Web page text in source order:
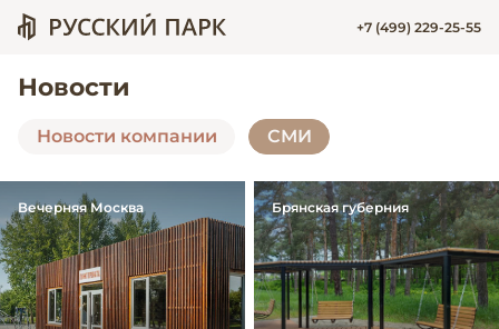
+7 (499) 229-25-55
Новости
Новости компании СМИ
Вечерняя Москва Брянская губерния